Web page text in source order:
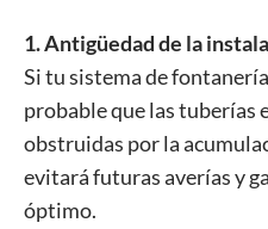
1. Antigüedad de la
Si tu sistema de
probable que las tuberías
obstruidas por la
evitará futuras averías y
óptimo.